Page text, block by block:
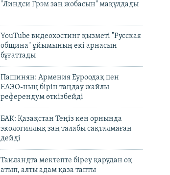
"Линдси Грэм заң жобасын" мақұлдады
YouTube видеохостинг қызметі "Русская
община" ұйымының екі арнасын
бұғаттады
Пашинян: Армения Еуроодақ пен
ЕАЭО-ның бірін таңдау жайлы
референдум өткізбейді
БАҚ: Қазақстан Теңіз кен орнында
экологиялық заң талабы сақталмаған
дейді
Таиландта мектепте біреу қарудан оқ
атып, алты адам қаза тапты